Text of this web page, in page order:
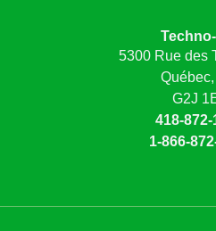
5300 Rue des
G2J
418-872-
1-866-